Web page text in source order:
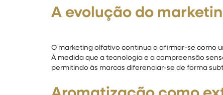
A evolução do
O marketing olfativo continua a afirmar-se como
À medida que a tecnologia e a compreensão
permitindo às marcas diferenciar-se de forma